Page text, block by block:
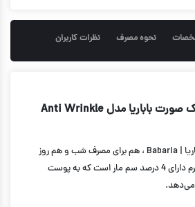
چروک های صورت
مرطوب‌کننده و نرم‌کننده پوست
و ترک
نحوه مصرف نظرات کاربران
کرم رتینول ضد چروک صورت باباریا مدل Anti Wrinkle
کرم رتینول ضدچروک باباریا | Babaria ، هم برای مصرف شب و هم روز
طراحی شده است. این کرم دارای 4 درصد سم مار است که به پوست
می‌دهد.